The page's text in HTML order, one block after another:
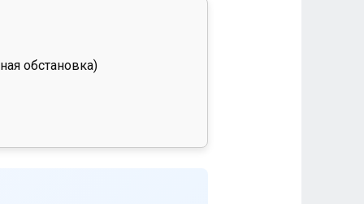
обстановка)